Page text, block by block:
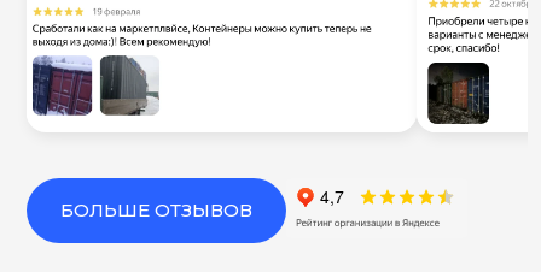
БОЛЬШЕ ОТЗЫВОВ